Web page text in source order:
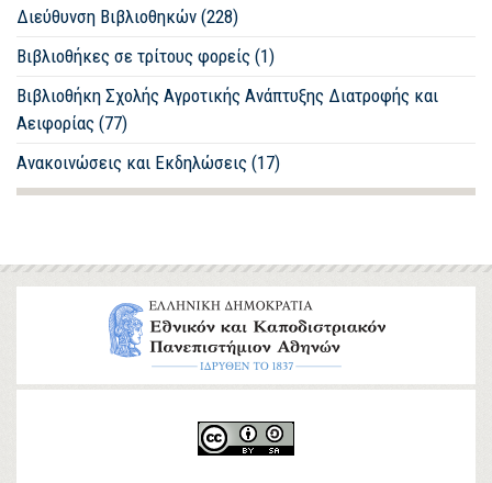
Διεύθυνση Βιβλιοθηκών (228)
Βιβλιοθήκες σε τρίτους φορείς (1)
Βιβλιοθήκη Σχολής Αγροτικής Ανάπτυξης Διατροφής και
Αειφορίας (77)
Ανακοινώσεις και Εκδηλώσεις (17)